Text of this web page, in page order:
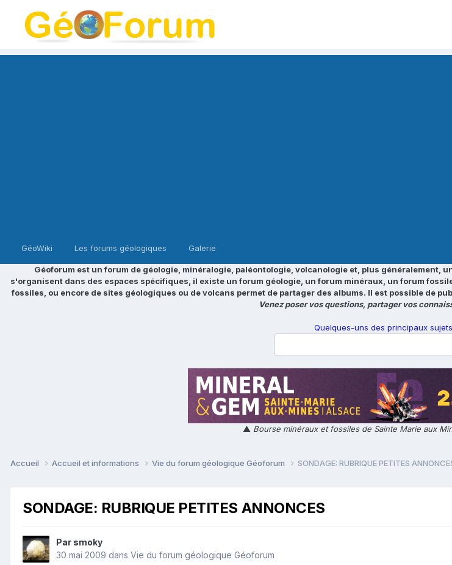
GéoWiki Les forums géologiques Galerie
Géoforum est un forum de géologie, minéralogie, paléontologie, volcanologie et, plus généralement,
s'organisent dans des espaces spécifiques, il existe un forum géologie, un forum minéraux, un forum
fossiles, ou encore de sites géologiques ou de volcans permet de partager des albums. Il est possible de
Venez poser vos questions, partager vos
Quelques-uns des principaux
▲ Bourse minéraux et fossiles de Sainte Marie aux
Accueil Accueil et informations Vie du forum géologique Géoforum SONDAGE: RUBRIQUE PETITES
SONDAGE: RUBRIQUE PETITES ANNONCES
Par smoky
30 mai 2009 dans Vie du forum géologique Géoforum